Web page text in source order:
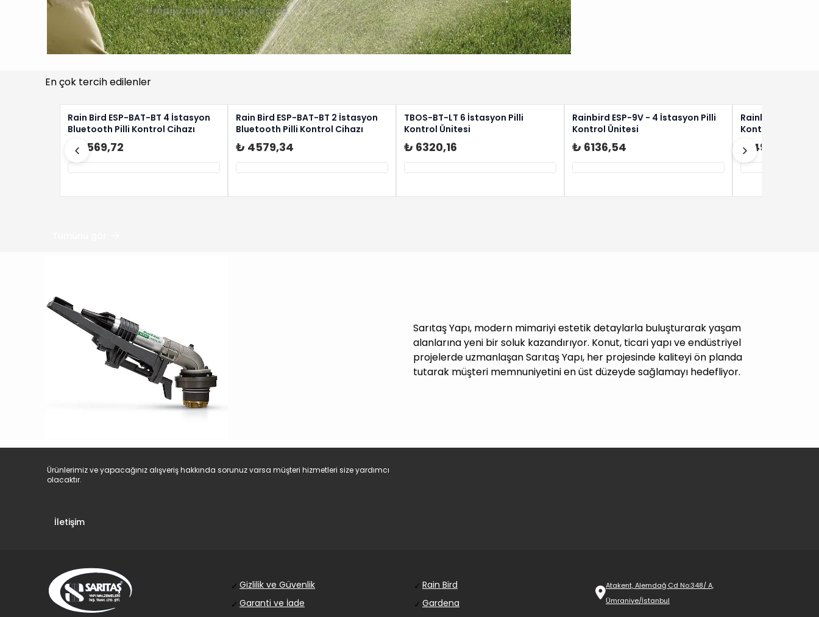
En çok tercih edilenler
Rain Bird ESP-BAT-BT 4 İstasyon
Bluetooth Pilli Kontrol Cihazı
₺ 5569,72
Rain Bird ESP-BAT-BT 2 İstasyon
Bluetooth Pilli Kontrol Cihazı
₺ 4579,34
TBOS-BT-LT 6 İstasyon Pilli
Kontrol Ünitesi
₺ 6320,16
Rainbird ESP-9V - 4 İstasyon Pilli
Kontrol Ünitesi
₺ 6136,54
Rainbird ESP-9V
Kontrol Ünitesi
₺ 4947,43
Sarıtaş Yapı, modern mimariyi estetik detaylarla buluşturarak yaşam
alanlarına yeni bir soluk kazandırıyor. Konut, ticari yapı ve endüstriyel
projelerde uzmanlaşan Sarıtaş Yapı, her projesinde kaliteyi ön planda
tutarak müşteri memnuniyetini en üst düzeyde sağlamayı hedefliyor.
Ürünlerimiz ve yapacağınız alışveriş hakkında sorunuz varsa müşteri hizmetleri size yardımcı
olacaktır.
İletişim
✓ Gizlilik ve Güvenlik
✓ Garanti ve İade
✓ Rain Bird
✓ Gardena
Atakent, Alemdağ Cd No:348/ A,
Ümraniye/İstanbul